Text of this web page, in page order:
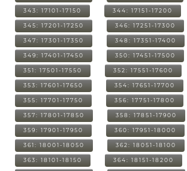
343: 17101-17150 344: 17151-17200
345: 17201-17250 346: 17251-17300
347: 17301-17350 348: 17351-17400
349: 17401-17450 350: 17451-17500
351: 17501-17550 352: 17551-17600
353: 17601-17650 354: 17651-17700
355: 17701-17750 356: 17751-17800
357: 17801-17850 358: 17851-17900
359: 17901-17950 360: 17951-18000
361: 18001-18050 362: 18051-18100
363: 18101-18150 364: 18151-18200